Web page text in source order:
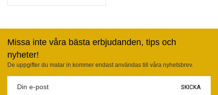
Missa inte våra bästa erbjudanden, tips och
nyheter!
De uppgifter du matar in kommer endast användas till våra nyhetsbrev.
SKICKA